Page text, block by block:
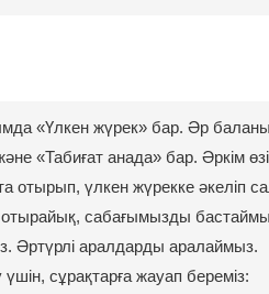
«Үлкен жүрек» бар. Әр
«Табиғат анада» бар. Әркім
отырып, үлкен жүрекке әкеліп
сабағымызды
Әртүрлі аралдарды аралаймыз.
сұрақтарға жауап береміз: